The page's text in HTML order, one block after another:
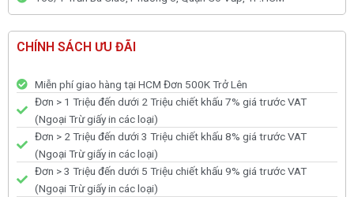
CHÍNH SÁCH ƯU ĐÃI
Miễn phí giao hàng tại HCM Đơn 500K Trở Lên
Đơn > 1 Triệu đến dưới 2 Triệu chiết khấu 7% giá trước VAT
(Ngoại Trừ giấy in các loại)
Đơn > 2 Triệu đến dưới 3 Triệu chiết khấu 8% giá trước VAT
(Ngoại Trừ giấy in các loại)
Đơn > 3 Triệu đến dưới 5 Triệu chiết khấu 9% giá trước VAT
(Ngoại Trừ giấy in các loại)